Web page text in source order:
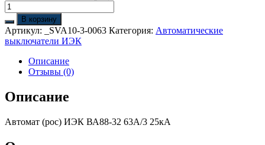
В корзину
Артикул: _SVA10-3-0063 Категория: Автоматические
выключатели ИЭК
Описание
Отзывы (0)
Описание
Автомат (рос) ИЭК ВА88-32 63А/3 25кА